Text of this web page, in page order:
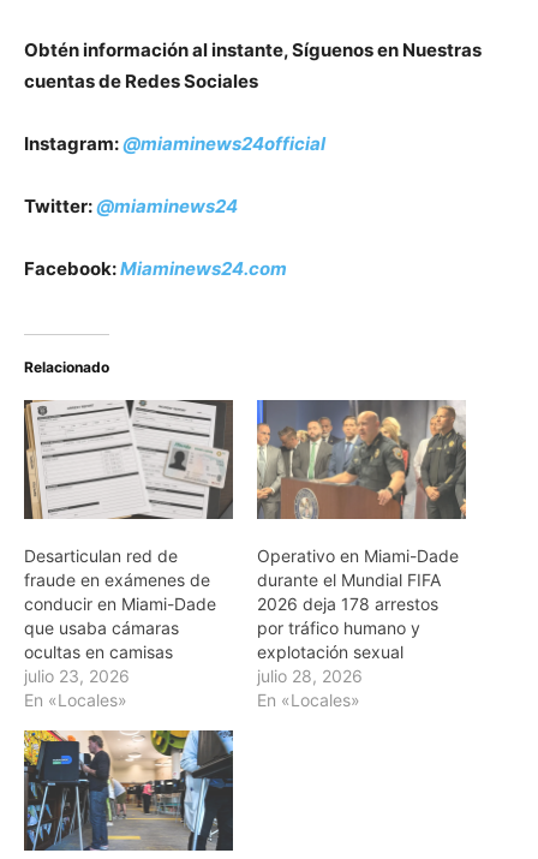
Obtén información al instante, Síguenos en Nuestras
cuentas de Redes Sociales
Instagram:@miaminews24official
Twitter:@miaminews24
Facebook:Miaminews24.com
Relacionado
Desarticulan red de
fraude en exámenes de
conducir en Miami-Dade
que usaba cámaras
ocultas en camisas
julio 23, 2026
En «Locales»
Operativo en Miami-Dade
durante el Mundial FIFA
2026 deja 178 arrestos
por tráfico humano y
explotación sexual
julio 28, 2026
En «Locales»